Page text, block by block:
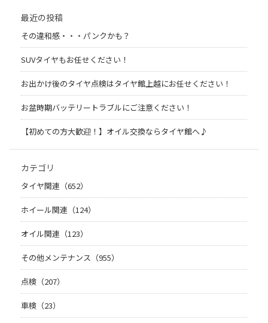
最近の投稿
その違和感・・・パンクかも？
SUVタイヤもお任せください！
お出かけ後のタイヤ点検はタイヤ館上越にお任せください！
お盆時期バッテリートラブルにご注意ください！
【初めての方大歓迎！】オイル交換ならタイヤ館へ♪
カテゴリ
タイヤ関連（652）
ホイール関連（124）
オイル関連（123）
その他メンテナンス（955）
点検（207）
車検（23）